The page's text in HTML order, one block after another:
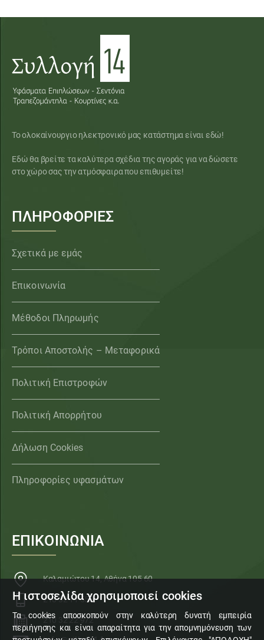
Το ολοκαίνουργιο ηλεκτρονικό μας κατάστημα είναι εδώ!
Εδώ θα βρείτε τα καλύτερα σχέδια της αγοράς για να δώσετε
στο χώρο σας την ατμόσφαιρα που επιθυμείτε!
ΠΛΗΡΟΦΟΡΙΕΣ
Σχετικά με εμάς
Επικοινωνία
Μέθοδοι Πληρωμής
Τρόποι Αποστολής – Μεταφορικά
Πολιτική Επιστροφών
Πολιτική Απορρήτου
Δήλωση Cookies
Πληροφορίες υφασμάτων
ΕΠΙΚΟΙΝΩΝΙΑ
Καλαμιώτου 14, Αθήνα 105 60
210 32 11 553
210 32 22 972
Η ιστοσελίδα χρησιμοποιεί cookies
Τα cookies αποσκοπούν στην καλύτερη δυνατή εμπειρία
περιήγησης και είναι απαραίτητα για την απομνημόνευση των